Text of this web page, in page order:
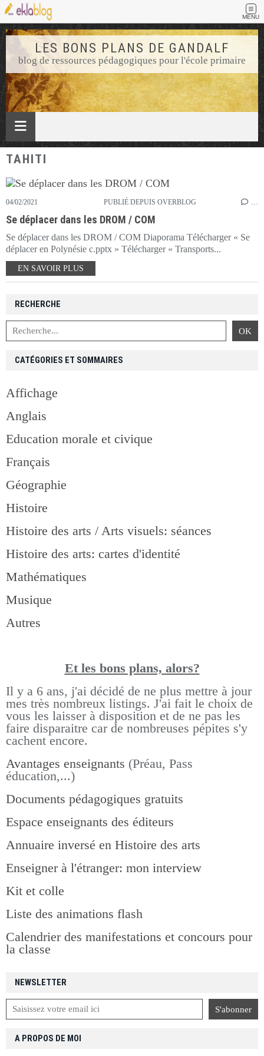
MENU
LES BONS PLANS DE GANDALF
blog de ressources pédagogiques pour l'école primaire
TAHITI
04/02/2021 PUBLIÉ DEPUIS OVERBLOG …
Se déplacer dans les DROM / COM
Se déplacer dans les DROM / COM Diaporama Télécharger « Se
déplacer en Polynésie c.pptx » Télécharger « Transports...
EN SAVOIR PLUS
NEWSLETTER
RECHERCHE
CATÉGORIES ET SOMMAIRES
Affichage
Anglais
Education morale et civique
Français
Géographie
Histoire
Histoire des arts / Arts visuels: séances
Histoire des arts: cartes d'identité
Mathématiques
Musique
Autres
Et les bons plans, alors?
Il y a 6 ans, j'ai décidé de ne plus mettre à jour
mes très nombreux listings. J'ai fait le choix de
vous les laisser à disposition et de ne pas les
faire disparaitre car de nombreuses pépites s'y
cachent encore.
Avantages enseignants (Préau, Pass
éducation,...)
Documents pédagogiques gratuits
Espace enseignants des éditeurs
Annuaire inversé en Histoire des arts
Enseigner à l'étranger: mon interview
Kit et colle
Liste des animations flash
Calendrier des manifestations et concours pour
la classe
A PROPOS DE MOI